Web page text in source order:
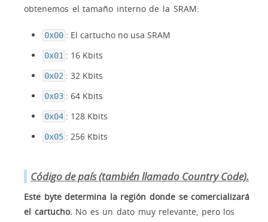
obtenemos el tamaño interno de la SRAM:
0x00 : El cartucho no usa SRAM
0x01 : 16 Kbits
0x02 : 32 Kbits
0x03 : 64 Kbits
0x04 : 128 Kbits
0x05 : 256 Kbits
Código de país (también llamado Country Code).
Este byte determina la región donde se comercializará
el cartucho.No es un dato muy relevante, pero los